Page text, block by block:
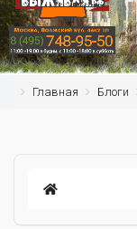
Главная Блоги